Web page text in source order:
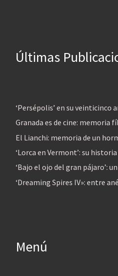
Últimas
‘Persépolis’ en su veinticinco
Granada es de cine: memoria
El Lianchi: memoria de un
‘Lorca en Vermont’: su
‘Bajo el ojo del gran pájaro’:
‘Dreaming Spires IV»: entre
Menú